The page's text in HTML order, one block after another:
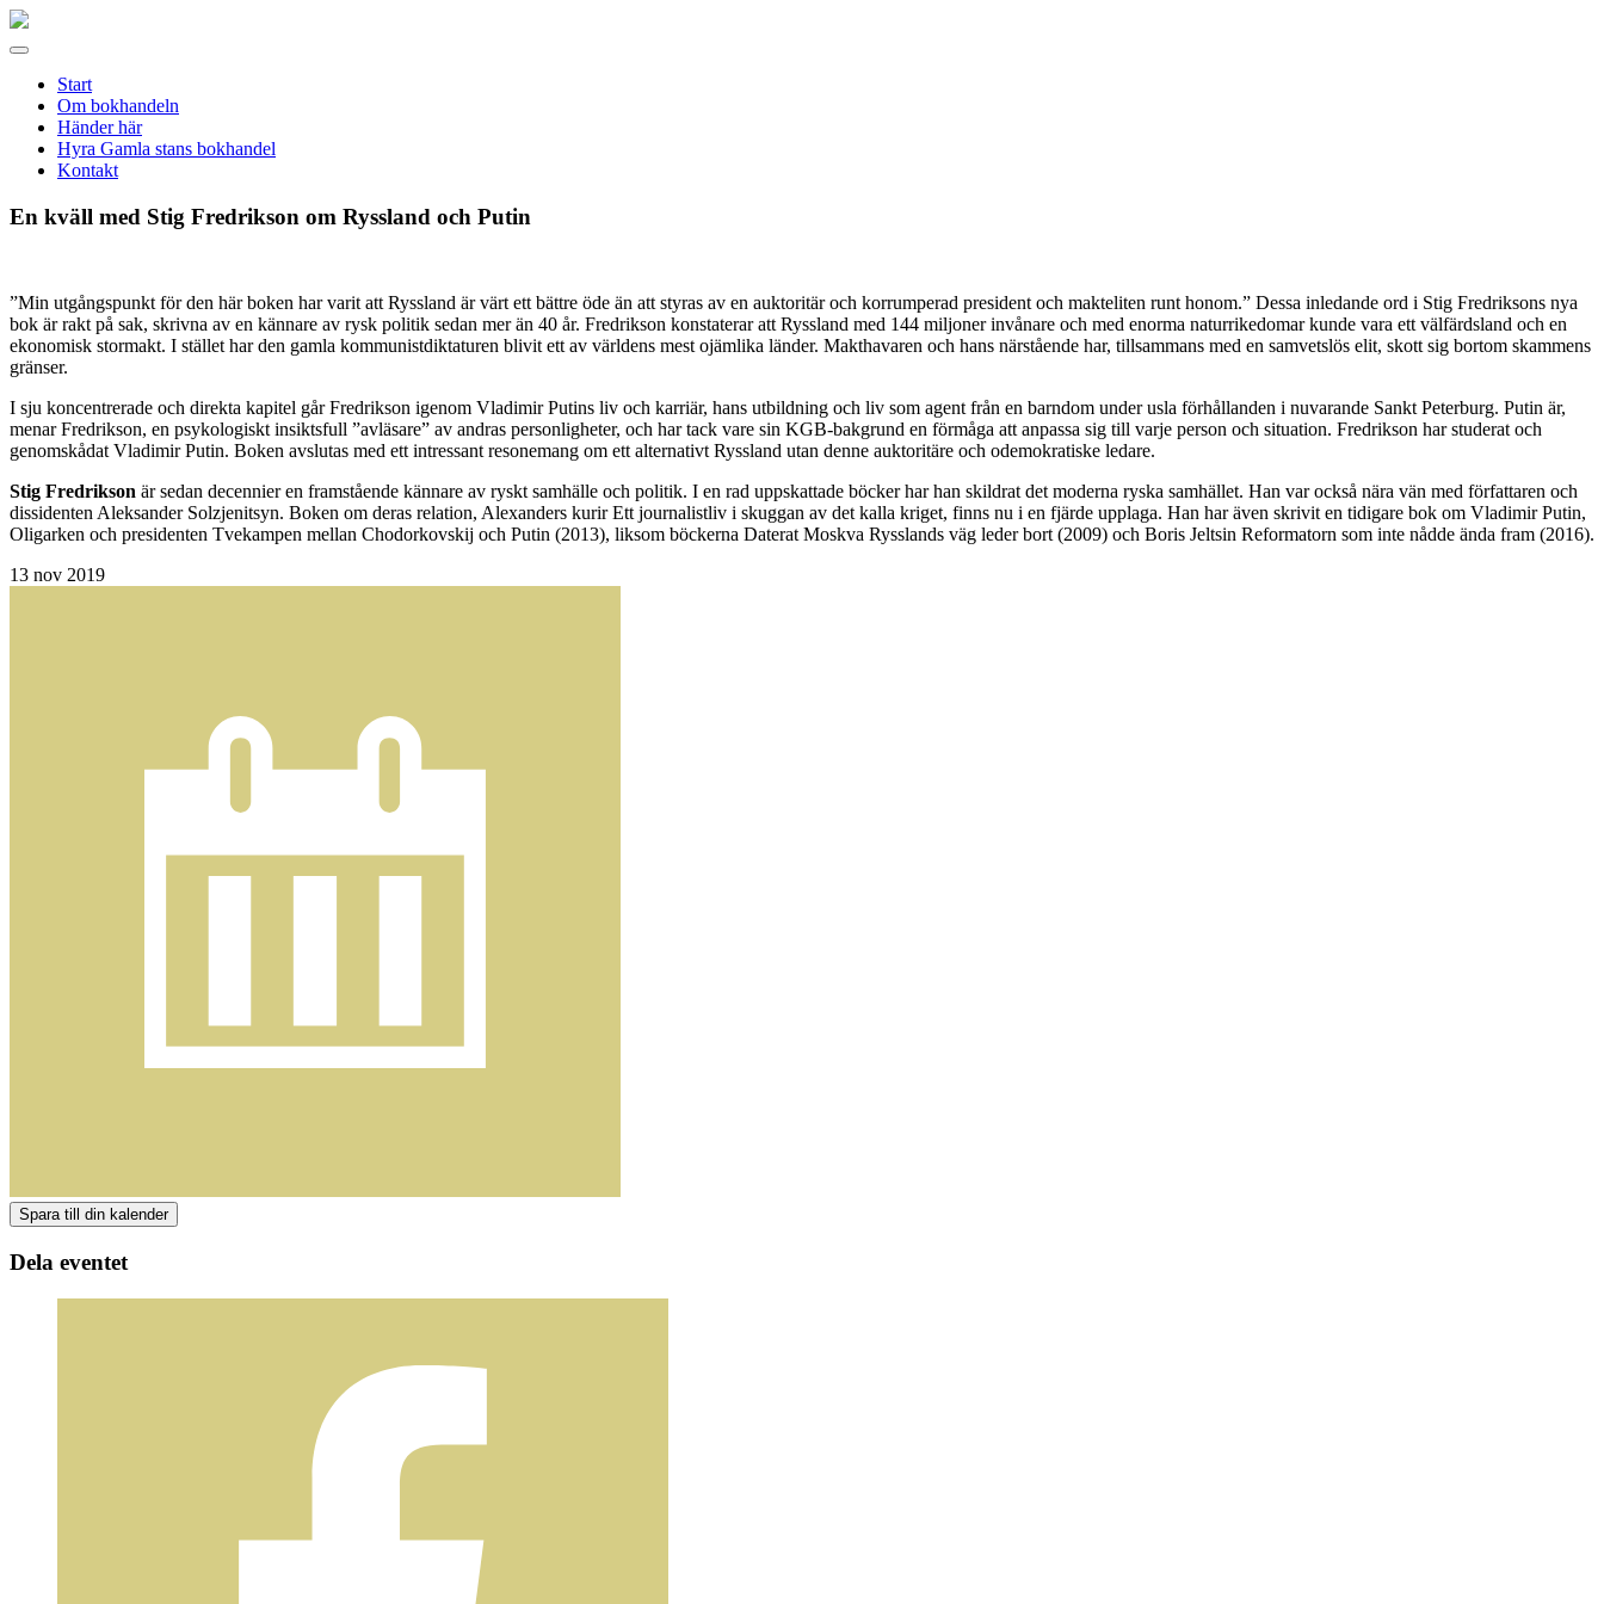
Gamla
Meny
Start
Om bokhandeln
Händer här
Hyra Gamla stans bokhandel
Kontakt
En kväll med Stig Fredrikson om Ryssland och Putin
”Min utgångspunkt för den här boken har varit att Ryssland är värt ett bättre öde än att styras av en auktoritär och korrumperad president och makteliten runt honom.” Dessa inledande ord i Stig Fredriksons nya
bok är rakt på sak, skrivna av en kännare av rysk politik sedan mer än 40 år. Fredrikson konstaterar att Ryssland med 144 miljoner invånare och med enorma naturrikedomar kunde vara ett välfärdsland och en
ekonomisk stormakt. I stället har den gamla kommunistdiktaturen blivit ett av världens mest ojämlika länder. Makthavaren och hans närstående har, tillsammans med en samvetslös elit, skott sig bortom skammens
gränser.
I sju koncentrerade och direkta kapitel går Fredrikson igenom Vladimir Putins liv och karriär, hans utbildning och liv som agent från en barndom under usla förhållanden i nuvarande Sankt Peterburg. Putin är,
menar Fredrikson, en psykologiskt insiktsfull ”avläsare” av andras personligheter, och har tack vare sin KGB-bakgrund en förmåga att anpassa sig till varje person och situation. Fredrikson har studerat och
genomskådat Vladimir Putin. Boken avslutas med ett intressant resonemang om ett alternativt Ryssland utan denne auktoritäre och odemokratiske ledare.
Stig Fredrikson är sedan decennier en framstående kännare av ryskt samhälle och politik. I en rad uppskattade böcker har han skildrat det moderna ryska samhället. Han var också nära vän med författaren och
dissidenten Aleksander Solzjenitsyn. Boken om deras relation, Alexanders kurir Ett journalistliv i skuggan av det kalla kriget, finns nu i en fjärde upplaga. Han har även skrivit en tidigare bok om Vladimir Putin,
Oligarken och presidenten Tvekampen mellan Chodorkovskij och Putin (2013), liksom böckerna Daterat Moskva Rysslands väg leder bort (2009) och Boris Jeltsin Reformatorn som inte nådde ända fram (2016).
13 nov 2019
Dela eventet